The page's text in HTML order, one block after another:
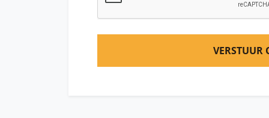
VERSTUUR